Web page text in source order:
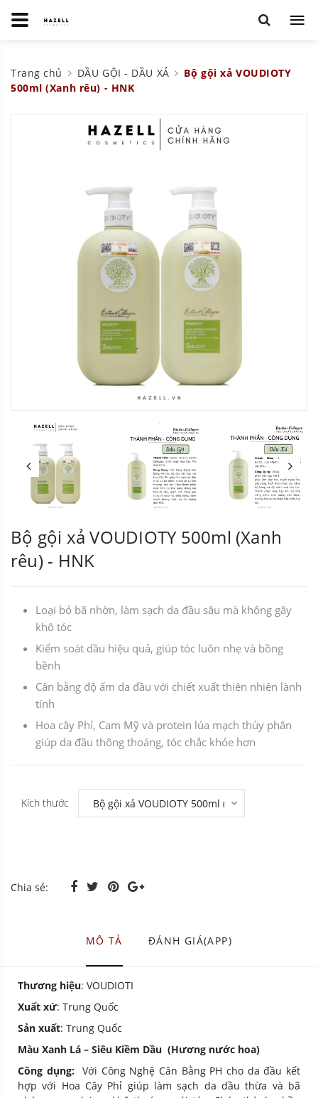
Trang chủ DẦU GỘI - DẦU XẢ
Bộ gội xả VOUDIOTY
500ml (Xanh rêu) - HNK
Bộ gội xả VOUDIOTY 500ml (Xanh
rêu) - HNK
Loại bỏ bã nhờn, làm sạch da đầu sâu mà không gây
khô tóc
Kiểm soát dầu hiệu quả, giúp tóc luôn nhẹ và bồng
bềnh
Cân bằng độ ẩm da đầu với chiết xuất thiên nhiên lành
tính
Hoa cây Phỉ, Cam Mỹ và protein lúa mạch thủy phân
giúp da đầu thông thoáng, tóc chắc khỏe hơn
Kích thước
Chia sẻ:
MÔ TẢ ĐÁNH GIÁ(APP)
Thương hiệu: VOUDIOTI
Xuất xứ: Trung Quốc
Sản xuất: Trung Quốc
Màu Xanh Lá – Siêu Kiềm Dầu (Hương nước hoa)
Công dụng: Với Công Nghệ Cân Bằng PH cho da đầu kết
hợp với Hoa Cây Phỉ giúp làm sạch da dầu thừa và bã